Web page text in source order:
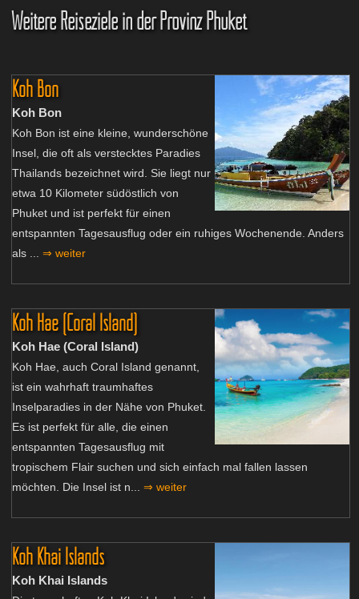
Weitere Reiseziele in der Provinz Phuket
Koh Bon
Koh Bon
Koh Bon ist eine kleine, wunderschöne
Insel, die oft als verstecktes Paradies
Thailands bezeichnet wird. Sie liegt nur
etwa 10 Kilometer südöstlich von
Phuket und ist perfekt für einen
entspannten Tagesausflug oder ein ruhiges Wochenende. Anders
als ... ⇒ weiter
Koh Hae (Coral Island)
Koh Hae (Coral Island)
Koh Hae, auch Coral Island genannt,
ist ein wahrhaft traumhaftes
Inselparadies in der Nähe von Phuket.
Es ist perfekt für alle, die einen
entspannten Tagesausflug mit
tropischem Flair suchen und sich einfach mal fallen lassen
möchten. Die Insel ist n... ⇒ weiter
Koh Khai Islands
Koh Khai Islands